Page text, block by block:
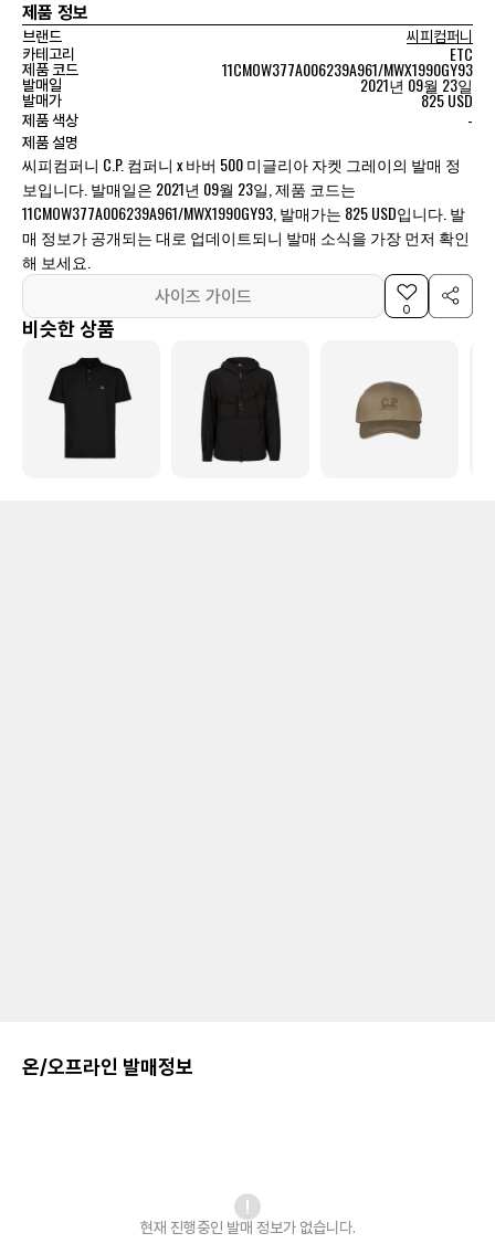
제품 정보
브랜드
씨피컴퍼니
카테고리
ETC
제품 코드 11CMOW377A006239A961/MWX1990GY93
발매일 2021년 09월 23일
발매가 825 USD
제품 색상 -
제품 설명
씨피컴퍼니 C.P. 컴퍼니 x 바버 500 미글리아 자켓 그레이의 발매 정
보입니다. 발매일은 2021년 09월 23일, 제품 코드는
11CMOW377A006239A961/MWX1990GY93, 발매가는 825 USD입니다. 발
매 정보가 공개되는 대로 업데이트되니 발매 소식을 가장 먼저 확인
해 보세요.
사이즈 가이드
0
비슷한 상품
온/오프라인 발매정보
현재 진행중인 발매 정보가 없습니다.